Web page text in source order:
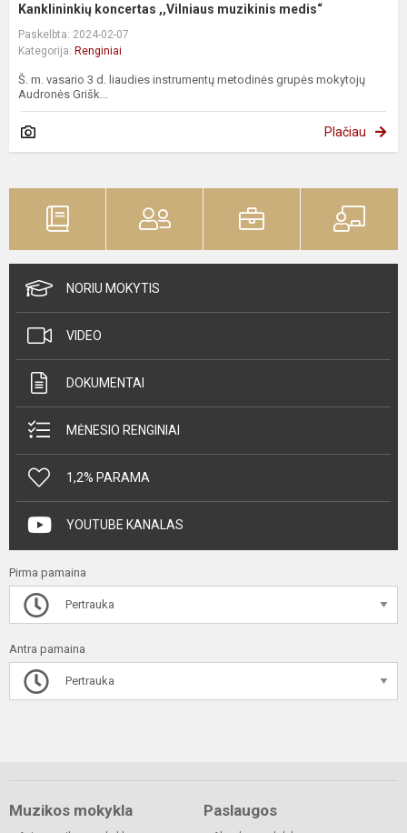
Kanklininkių koncertas ,,Vilniaus muzikinis medis“
Paskelbta: 2024-02-07
Kategorija: Renginiai
Š. m. vasario 3 d. liaudies instrumentų metodinės grupės mokytojų
Audronės Grišk...
Plačiau
NORIU MOKYTIS
VIDEO
DOKUMENTAI
MĖNESIO RENGINIAI
1,2% PARAMA
YOUTUBE KANALAS
Pirma pamaina
Pertrauka
Antra pamaina
Pertrauka
Muzikos mokykla Paslaugos